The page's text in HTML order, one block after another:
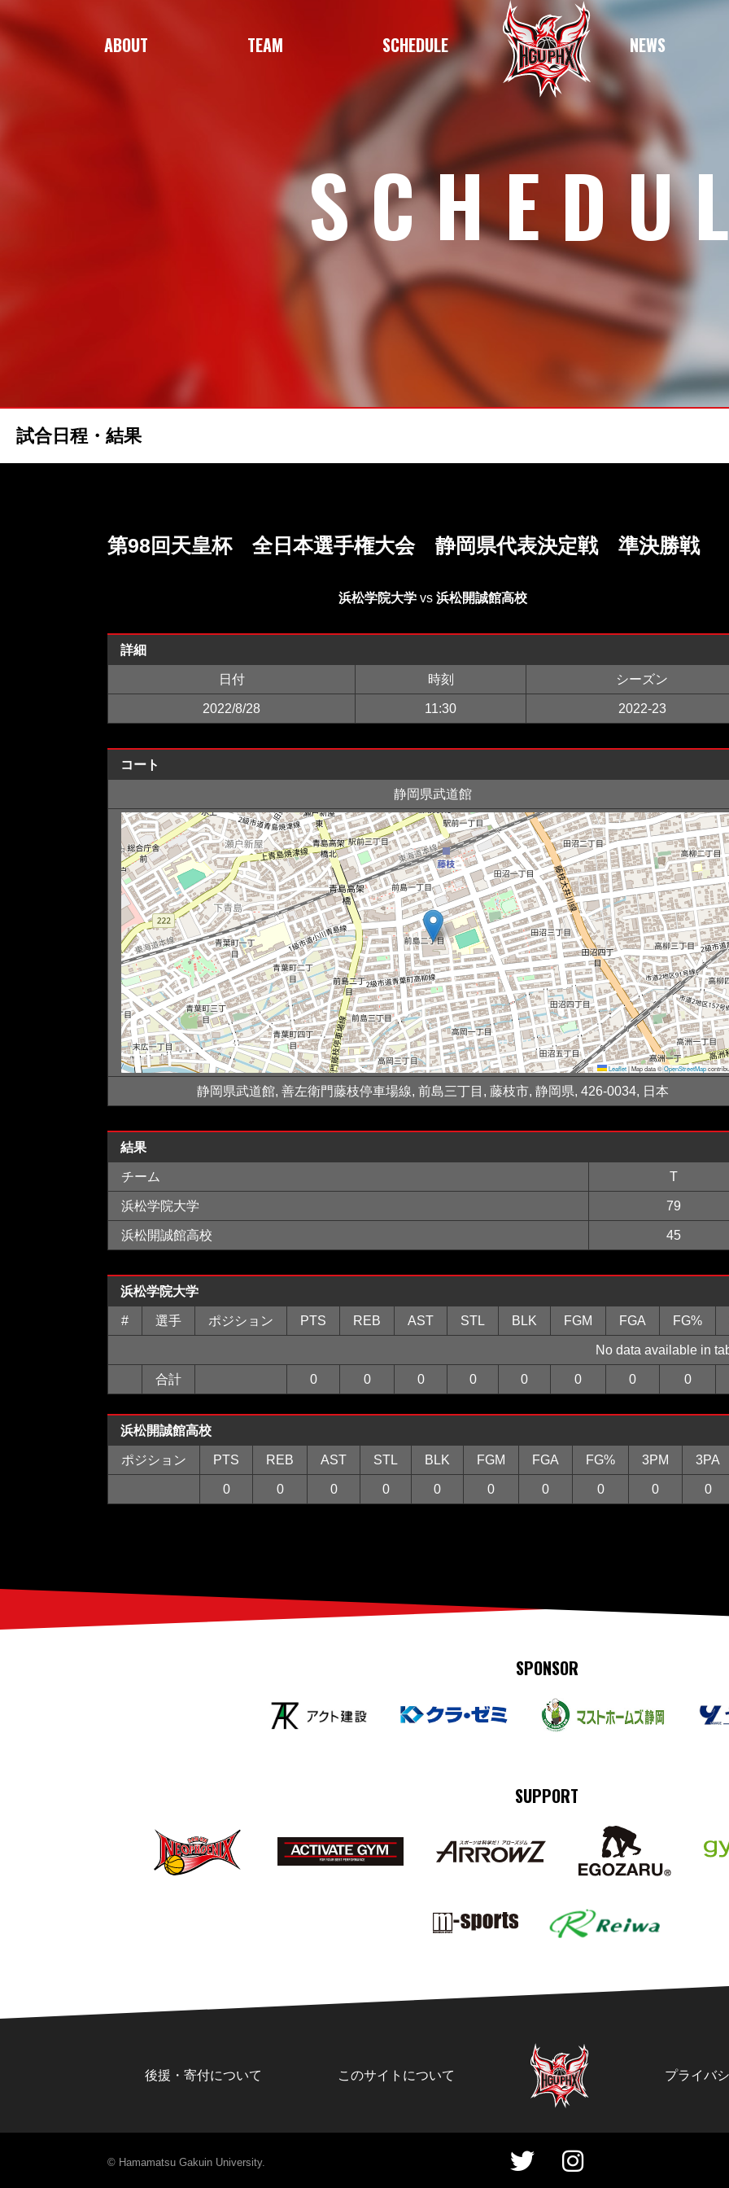
ABOUT TEAM SCHEDULE NEWS
試合日程・結果
第98回天皇杯 全日本選手権大会 静岡県代表決定戦 準決勝戦
浜松学院大学 vs 浜松開誠館高校
詳細
日付 時刻 シーズン
2022/8/28 11:30 2022-23
コート
静岡県武道館
Leaflet|Map data ©OpenStreetMap
静岡県武道館, 善左衛門藤枝停車場線, 前島三丁目, 藤枝市, 静岡県, 426-0034, 日本
結果
チーム T
浜松学院大学 79
浜松開誠館高校 45
浜松学院大学
# 選手 ポジション PTS REB AST STL BLK FGM FGA FG%
No data available in
合計 0 0 0 0 0 0 0 0
浜松開誠館高校
ポジション PTS REB AST STL BLK FGM FGA FG% 3PM 3PA
0 0 0 0 0 0 0 0 0 0
SPONSOR
SUPPORT
後援・寄付について このサイトについて プライバ
© Hamamatsu Gakuin University.